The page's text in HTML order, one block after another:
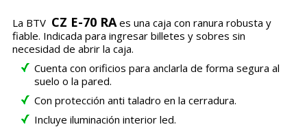
La BTV CZ E-70 RAes una caja con ranura robusta y
fiable. Indicada para ingresar billetes y sobres sin
necesidad de abrir la caja.
Cuenta con orificios para anclarla de forma segura al
suelo o la pared.
Con protección anti taladro en la cerradura.
Incluye iluminación interior led.